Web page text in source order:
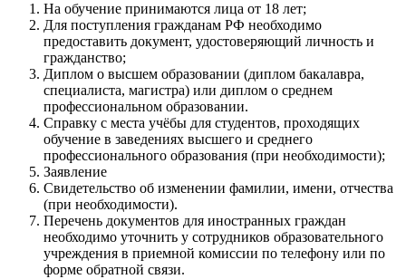
На обучение принимаются лица от 18 лет;
Для поступления гражданам РФ необходимо
предоставить документ, удостоверяющий личность и
гражданство;
Диплом о высшем образовании (диплом бакалавра,
специалиста, магистра) или диплом о среднем
профессиональном образовании.
Справку с места учёбы для студентов, проходящих
обучение в заведениях высшего и среднего
профессионального образования (при необходимости);
Заявление
Свидетельство об изменении фамилии, имени, отчества
(при необходимости).
Перечень документов для иностранных граждан
необходимо уточнить у сотрудников образовательного
учреждения в приемной комиссии по телефону или по
форме обратной связи.